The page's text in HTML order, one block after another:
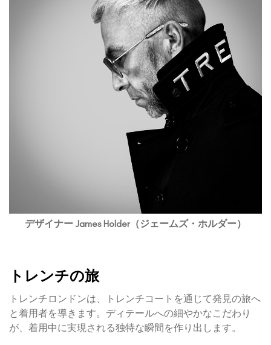
デザイナー James Holder（ジェームズ・ホルダー）
トレンチの旅
トレンチロンドンは、トレンチコートを通じて発見の旅へ
と着用者を導きます。ディテールへの細やかなこだわり
が、着用中に実現される独特な瞬間を作り出します。